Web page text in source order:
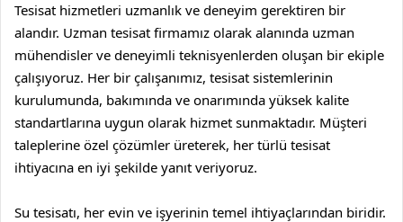
Tesisat hizmetleri uzmanlık ve deneyim gerektiren bir
alandır. Uzman tesisat firmamız olarak alanında uzman
mühendisler ve deneyimli teknisyenlerden oluşan bir ekiple
çalışıyoruz. Her bir çalışanımız, tesisat sistemlerinin
kurulumunda, bakımında ve onarımında yüksek kalite
standartlarına uygun olarak hizmet sunmaktadır. Müşteri
taleplerine özel çözümler üreterek, her türlü tesisat
ihtiyacına en iyi şekilde yanıt veriyoruz.
Su tesisatı, her evin ve işyerinin temel ihtiyaçlarından biridir.